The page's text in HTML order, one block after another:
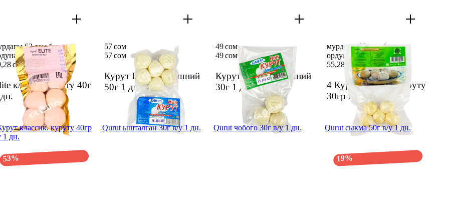
классик куруту 40г
63 сом баанын
29,28 сом
сом 63 сом
53%
Курут Байэл домашний
50г 1 дн.
57 сом
57 сом
Курут Байэл домашний
30г 1 дн.
49 сом
49 сом
4 Курут классик. куруту
30гр в/у
1 дн.
мурдагы 69 сом баанын
ордуна 55,28 сом
55,28 сом 69 сом
19%
классик. куруту 40гр
1 дн.
Qurut ышталган 30г в/у 1 дн. Qurut чобого 30г в/у 1 дн. Qurut сыкма 50г в/у 1 дн.